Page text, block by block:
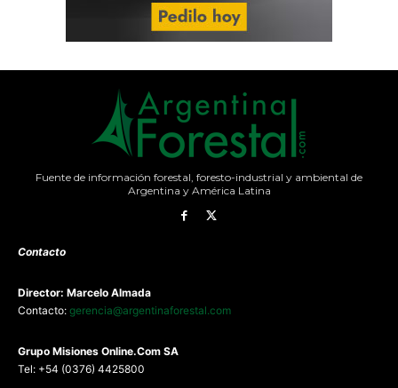
Fuente de información forestal, foresto-industrial y ambiental de
Argentina y América Latina
Contacto
Director: Marcelo Almada
Contacto: gerencia@argentinaforestal.com
Grupo Misiones Online.Com SA
Tel: +54 (0376) 4425800